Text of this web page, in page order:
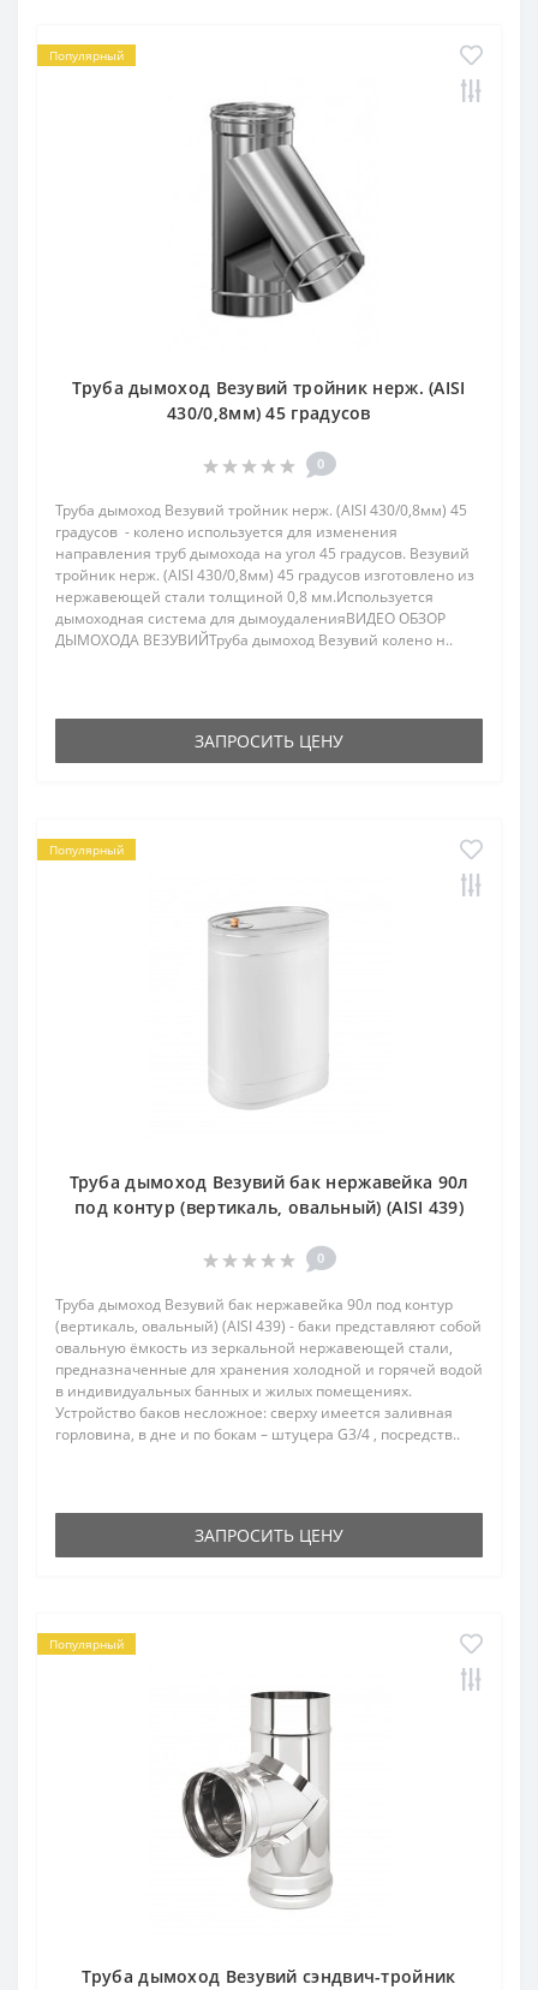
Популярный
Труба дымоход Везувий тройник нерж. (AISI
430/0,8мм) 45 градусов
0
Труба дымоход Везувий тройник нерж. (AISI 430/0,8мм) 45
градусов - колено используется для изменения
направления труб дымохода на угол 45 градусов. Везувий
тройник нерж. (AISI 430/0,8мм) 45 градусов изготовлено из
нержавеющей стали толщиной 0,8 мм.Используется
дымоходная система для дымоудаленияВИДЕО ОБЗОР
ДЫМОХОДА ВЕЗУВИЙТруба дымоход Везувий колено н..
ЗАПРОСИТЬ ЦЕНУ
Популярный
Труба дымоход Везувий бак нержавейка 90л
под контур (вертикаль, овальный) (AISI 439)
0
Труба дымоход Везувий бак нержавейка 90л под контур
(вертикаль, овальный) (AISI 439) - баки представляют собой
овальную ёмкость из зеркальной нержавеющей стали,
предназначенные для хранения холодной и горячей водой
в индивидуальных банных и жилых помещениях.
Устройство баков несложное: сверху имеется заливная
горловина, в дне и по бокам – штуцера G3/4 , посредств..
ЗАПРОСИТЬ ЦЕНУ
Популярный
Труба дымоход Везувий сэндвич-тройник